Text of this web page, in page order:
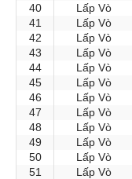
40
Lấp Vò
41
Lấp Vò
42
Lấp Vò
43
Lấp Vò
44
Lấp Vò
45
Lấp Vò
46
Lấp Vò
47
Lấp Vò
48
Lấp Vò
49
Lấp Vò
50
Lấp Vò
51
Lấp Vò